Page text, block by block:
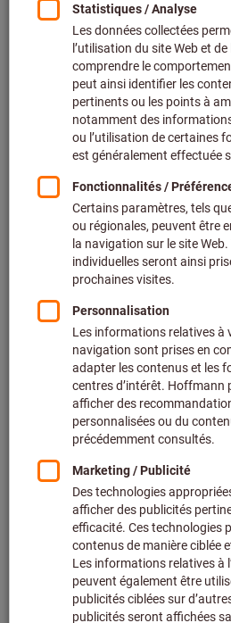
Prix par 1 Unité
+ TVA en vigueur
Prix et frais de livraison
Prix personnalisés pour les
connexion.
Ajouter au
Délai de livraison estimé : 1 à 2
Expédition de la livraison
Veuillez noter le délai de
Nous commandons cet
chez le fabricant, car il ne
assortiment principal et
nous.Infos
Ajouter à la liste de favoris